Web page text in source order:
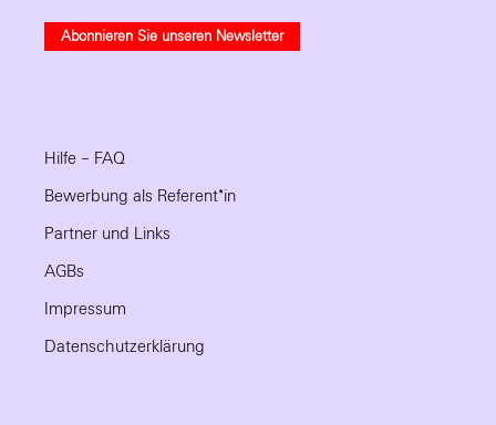
Abonnieren Sie unseren Newsletter
Hilfe – FAQ
Bewerbung als Referent*in
Partner und Links
AGBs
Impressum
Datenschutzerklärung